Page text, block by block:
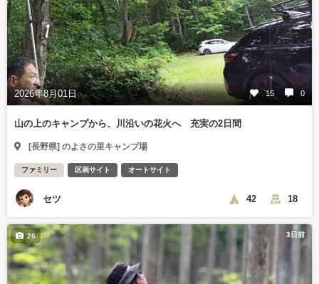
2026年8月01日 15 0
山の上のキャンプから、川沿いの花火へ 充実の2日間
[長野県] のよさの里キャンプ場
ファミリー 区画サイト オートサイト
セツ 42 18
3日前
26